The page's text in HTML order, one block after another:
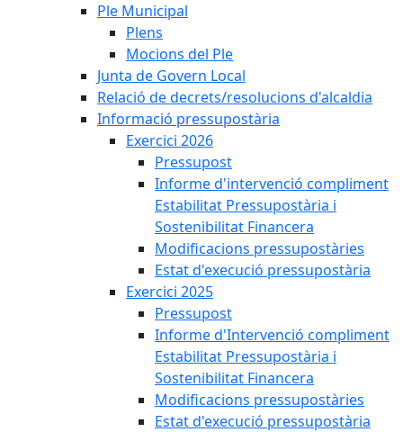
Ple Municipal
Plens
Mocions del Ple
Junta de Govern Local
Relació de decrets/resolucions d'alcaldia
Informació pressupostària
Exercici 2026
Pressupost
Informe d'intervenció compliment
Estabilitat Pressupostària i
Sostenibilitat Financera
Modificacions pressupostàries
Estat d'execució pressupostària
Exercici 2025
Pressupost
Informe d'Intervenció compliment
Estabilitat Pressupostària i
Sostenibilitat Financera
Modificacions pressupostàries
Estat d'execució pressupostària